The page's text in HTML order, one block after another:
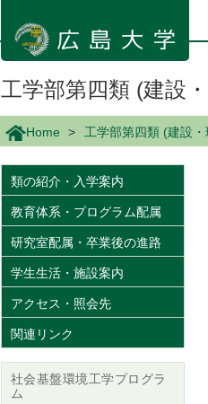
工学部第四類 (建設
Home 工学部第四類 (建設
類の紹介・入学案内
教育体系・プログラム配属
研究室配属・卒業後の進路
学生生活・施設案内
アクセス・照会先
関連リンク
社会基盤環境工学プログラ
ム